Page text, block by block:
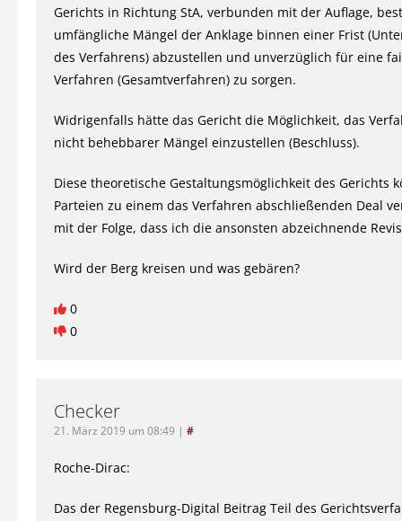
Gerichts in Richtung StA, verbunden mit der Auflage,
umfängliche Mängel der Anklage binnen einer Frist
des Verfahrens) abzustellen und unverzüglich für eine
Verfahren (Gesamtverfahren) zu sorgen.
Widrigenfalls hätte das Gericht die Möglichkeit, das
nicht behebbarer Mängel einzustellen (Beschluss).
Diese theoretische Gestaltungsmöglichkeit des Gerichts
Parteien zu einem das Verfahren abschließenden Deal
mit der Folge, dass ich die ansonsten abzeichnende
Wird der Berg kreisen und was gebären?
0
0
Checker
21. März 2019 um 08:49 | #
Roche-Dirac:
Das der Regensburg-Digital Beitrag Teil des